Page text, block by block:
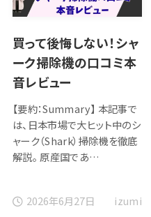
買って後悔しない！シャ
ーク掃除機の口コミ本
音レビュー
【要約：Summary】 本記事で
は、日本市場で大ヒット中のシ
ャーク（Shark）掃除機を徹底
解説。 原産国であ…
2026年6月27日 izumi